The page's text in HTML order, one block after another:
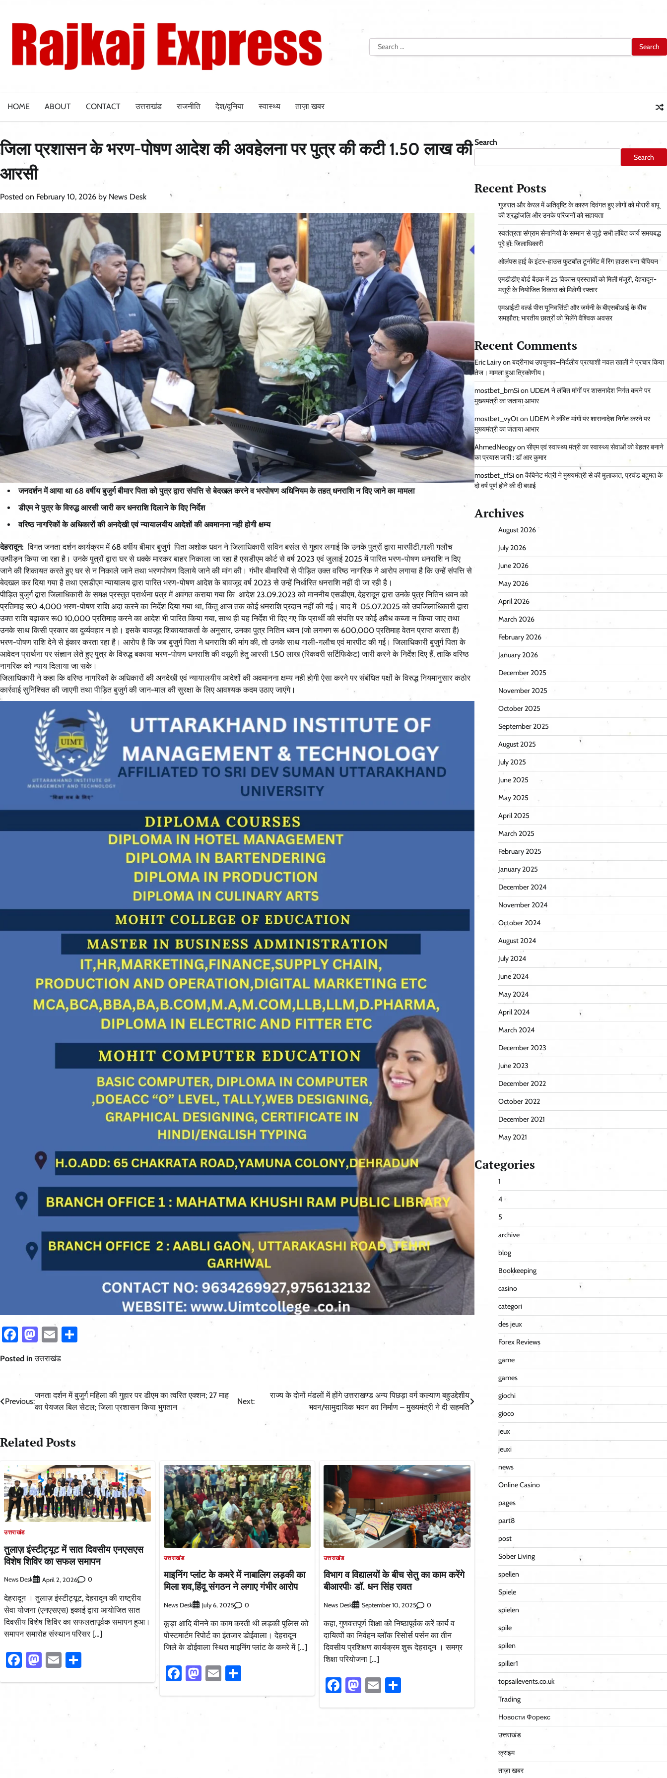
content
Search
for:
HOME ABOUT CONTACT उत्तराखंड राजनीति देश/दुनिया स्वास्थ्य ताज़ा खबर
जिला प्रशासन के भरण-पोषण आदेश की अवहेलना पर पुत्र की कटी 1.50 लाख की
आरसी
Posted on February 10, 2026 by News Desk
जनदर्शन में आया था 68 वर्षीय बुजुर्ग बीमार पिता को पुत्र द्वारा संपत्ति से बेदखल करने व भरपोषण अधिनियम के तहत् धनराशि न दिए जाने का मामला
डीएम ने पुत्र के विरुद्ध आरसी जारी कर धनराशि दिलाने के दिए निर्देश
वरिष्ठ नागरिकों के अधिकारों की अनदेखी एवं न्यायालयीय आदेशों की अवमानना नही होगी क्षम्य
देहरादून: विगत जनता दर्शन कार्यक्रम में 68 वर्षीय बीमार बुजुर्ग पिता अशोक धवन ने जिलाधिकारी सविन बसंल से गुहार लगाई कि उनके पुत्रों द्वारा मारपीटी,गाली गलौच
उत्पीड़न किया जा रहा है। उनके पुत्रों द्वारा घर से धक्के मारकर बाहर निकाला जा रहा है एसडीएम कोर्ट से वर्ष 2023 एवं जुलाई 2025 में पारित भरण-पोषण धनराशि न दिए
जाने की शिकायत करते हुए घर से न निकाले जाने तथा भरणपोषण दिलाये जाने की मांग की। गंभीर बीमारियों से पीड़ित उक्त वरिष्ठ नागरिक ने आरोप लगाया है कि उन्हें संपत्ति से
बेदखल कर दिया गया है तथा एसडीएम न्यायालय द्वारा पारित भरण-पोषण आदेश के बावजूद वर्ष 2023 से उन्हें निर्धारित धनराशि नहीं दी जा रही है।
पीड़ित बुजुर्ग द्वारा जिलाधिकारी के समक्ष प्रस्तुत प्रार्थना पत्र में अवगत कराया गया कि आदेश 23.09.2023 को माननीय एसडीएम, देहरादून द्वारा उनके पुत्र नितिन धवन को
प्रतिमाह रू0 4,000 भरण-पोषण राशि अदा करने का निर्देश दिया गया था, किंतु आज तक कोई धनराशि प्रदान नहीं की गई। बाद में 05.07.2025 को उपजिलाधिकारी द्वारा
उक्त राशि बढ़ाकर रू0 10,000 प्रतिमाह करने का आदेश भी पारित किया गया, साथ ही यह निर्देश भी दिए गए कि प्रार्थी की संपत्ति पर कोई अवैध कब्जा न किया जाए तथा
उनके साथ किसी प्रकार का दुर्व्यवहार न हो। इसके बावजूद शिकायतकर्ता के अनुसार, उनका पुत्र नितिन धवन (जो लगभग रू 600,000 प्रतिमाह वेतन प्राप्त करता है)
भरण-पोषण राशि देने से इंकार करता रहा है। आरोप है कि जब बुजुर्ग पिता ने धनराशि की मांग की, तो उनके साथ गाली-गलौच एवं मारपीट की गई। जिलाधिकारी बुजुर्ग पिता के
आवेदन प्रार्थना पर संज्ञान लेते हुए पुत्र के विरुद्ध बकाया भरण-पोषण धनराशि की वसूली हेतु आरसी 1.50 लाख (रिकवरी सर्टिफिकेट) जारी करने के निर्देश दिए हैं, ताकि वरिष्ठ
नागरिक को न्याय दिलाया जा सके।
जिलाधिकारी ने कहा कि वरिष्ठ नागरिकों के अधिकारों की अनदेखी एवं न्यायालयीय आदेशों की अवमानना क्षम्य नही होगी ऐसा करने पर संबंधित पक्षों के विरुद्ध नियमानुसार कठोर
कार्रवाई सुनिश्चित की जाएगी तथा पीड़ित बुजुर्ग की जान-माल की सुरक्षा के लिए आवश्यक कदम उठाए जाएंगे।
Facebook
Mastodon
Email
Posted inउत्तराखंड
Post
Previous:
जनता दर्शन में बुजुर्ग महिला की गुहार पर डीएम का त्वरित एक्शन; 27 माह
का पेयजल बिल सेटल; जिला प्रशासन किया भुगतान
Next:
राज्य के दोनों मंडलों में होंगे उत्तराखण्ड अन्य पिछड़ा वर्ग कल्याण बहुउद्देशीय
भवन/सामुदायिक भवन का निर्माण – मुख्यमंत्री ने दी सहमति
Related Posts
उत्तराखंड
तुलाज़ इंस्टीट्यूट में सात दिवसीय एनएसएस
विशेष शिविर का सफल समापन
News Desk April 2, 2026 0
देहरादून । तुलाज़ इंस्टीट्यूट, देहरादून की राष्ट्रीय
सेवा योजना (एनएसएस) इकाई द्वारा आयोजित सात
दिवसीय विशेष शिविर का सफलतापूर्वक समापन हुआ।
समापन समारोह संस्थान परिसर […]
Facebook
Mastodon
Email
उत्तराखंड
माइनिंग प्लांट के कमरे में नाबालिग लड़की का
मिला शव,हिंदू संगठन ने लगाए गंभीर आरोप
News Desk July 6, 2025 0
कूड़ा आदि बीनने का काम करती थी लड़की पुलिस को
पोस्टमार्टम रिपोर्ट का इंतजार डोईवाला। देहरादून
जिले के डोईवाला स्थित माइनिंग प्लांट के कमरे में […]
Facebook
Mastodon
EmailShare
उत्तराखंड
विभाग व विद्यालयों के बीच सेतु का काम करेंगे
बीआरपीः डॉ. धन सिंह रावत
News Desk September 10, 2025 0
कहा, गुणवत्तपूर्ण शिक्षा को निष्ठापूर्वक करें कार्य व
दायित्वों का निर्वहन ब्लॉक रिसोर्स पर्सन का तीन
दिवसीय प्रशिक्षण कार्यक्रम शुरू देहरादून । समग्र
शिक्षा परियोजना […]
Facebook
Mastodon
EmailShare
Search
Search
Recent Posts
गुजरात और केरल में अतिवृष्टि के कारण दिवंगत हुए लोगों को मोरारी बापू
की श्रद्धांजलि और उनके परिजनों को सहायता
स्वतंत्रता संग्राम सेनानियों के सम्मान से जुड़े सभी लंबित कार्य समयबद्ध
पूरे हों: जिलाधिकारी
ओलंपस हाई के इंटर-हाउस फुटबॉल टूर्नामेंट में रिग हाउस बना चैंपियन
एमडीडीए बोर्ड बैठक में 25 विकास प्रस्तावों को मिली मंजूरी, देहरादून-
मसूरी के नियोजित विकास को मिलेगी रफ्तार
एमआईटी वर्ल्ड पीस यूनिवर्सिटी और जर्मनी के बीएसबीआई के बीच
समझौता; भारतीय छात्रों को मिलेंगे वैश्विक अवसर
Recent Comments
Eric Lairyonबद्रीनाथ उपचुनाव–निर्दलीय प्रत्याशी नवल खाली ने प्रचार किया
तेज। मामला हुआ त्रिकोणीय।
mostbet_bmSion UDEM ने लंबित मांगों पर शासनादेश निर्गत करने पर
मुख्यमंत्री का जताया आभार
mostbet_vyOton UDEM ने लंबित मांगों पर शासनादेश निर्गत करने पर
मुख्यमंत्री का जताया आभार
AhmedNeogyonसीएम एवं स्वास्थ्य मंत्री का स्वास्थ्य सेवाओं को बेहतर बनाने
का प्रयास जारी : डॉ आर कुमार
mostbet_tfSionकैबिनेट मंत्री ने मुख्यमंत्री से की मुलाकात, प्रचंड बहुमत के
दो वर्ष पूर्ण होने की दी बधाई
Archives
August 2026
July 2026
June 2026
May 2026
April 2026
March 2026
February 2026
January 2026
December 2025
November 2025
October 2025
September 2025
August 2025
July 2025
June 2025
May 2025
April 2025
March 2025
February 2025
January 2025
December 2024
November 2024
October 2024
August 2024
July 2024
June 2024
May 2024
April 2024
March 2024
December 2023
June 2023
December 2022
October 2022
December 2021
May 2021
Categories
1
4
5
archive
blog
Bookkeeping
casino
categori
des jeux
Forex Reviews
game
games
giochi
gioco
jeux
jeuxi
news
Online Casino
pages
part8
post
Sober Living
spellen
Spiele
spielen
spile
spilen
spiller1
topsailevents.co.uk
Trading
Новости Форекс
उत्तराखंड
क्राइम
ताज़ा खबर